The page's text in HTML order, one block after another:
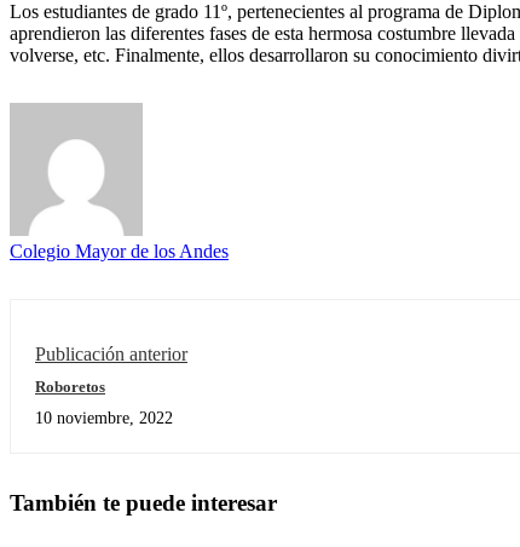
Los estudiantes de grado 11º, pertenecientes al programa de
aprendieron las diferentes fases de esta hermosa costumbre
volverse, etc. Finalmente, ellos desarrollaron su conocimiento
Colegio Mayor de los Andes
Publicación anterior
Roboretos
10 noviembre, 2022
También te puede interesar